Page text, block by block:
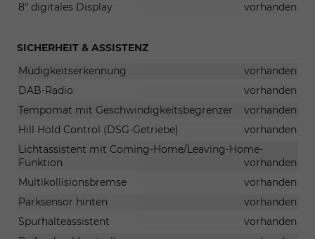
8" digitales Display
vorhanden
SICHERHEIT & ASSISTENZ
Müdigkeitserkennung
vorhanden
DAB-Radio
vorhanden
Tempomat mit Geschwindigkeitsbegrenzer
vorhanden
Hill Hold Control (DSG-Getriebe)
vorhanden
Lichtassistent mit Coming-Home/Leaving-Home-
Funktion
vorhanden
Multikollisionsbremse
vorhanden
Parksensor hinten
vorhanden
Spurhalteassistent
vorhanden